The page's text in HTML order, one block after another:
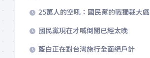
25萬人的空吼：國民黨的戰獨裁大戲
國民黨現在才喊倒閣已經太晚
藍白正在對台灣施行全面絕戶計